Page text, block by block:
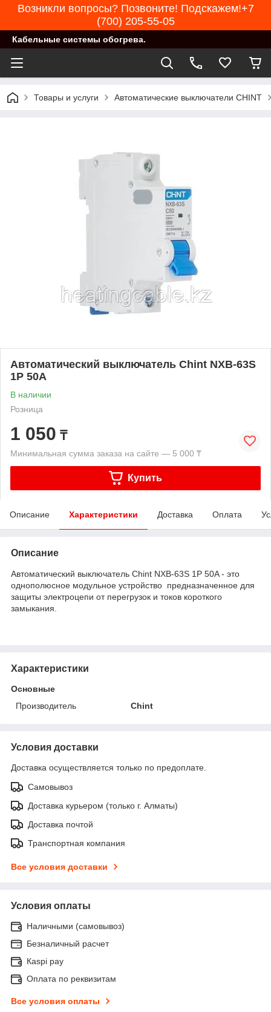
Возникли вопросы? Позвоните! Подскажем!+7
(700) 205-55-05
Кабельные системы обогрева.
Товары и услуги Автоматические выключатели CHINT
Автоматический выключатель Chint NXB-63S
1P 50A
В наличии
Розница
1 050 ₸
Минимальная сумма заказа на сайте — 5 000 ₸
Купить
Описание Характеристики Доставка Оплата
Описание
Автоматический выключатель Chint NXB-63S 1P 50A - это
однополюсное модульное устройство предназначенное для
защиты электроцепи от перегрузок и токов короткого
замыкания.
Характеристики
Основные
Производитель
Chint
Условия доставки
Доставка осуществляется только по предоплате.
Самовывоз
Доставка курьером (только г. Алматы)
Доставка почтой
Транспортная компания
Все условия доставки
Условия оплаты
Наличными (самовывоз)
Безналичный расчет
Каspi pay
Оплата по реквизитам
Все условия оплаты